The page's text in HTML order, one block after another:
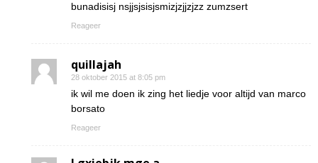
bunadisisj nsjjsjsisjsmizjzjjzjzz zumzsert
Reageer
quillajah
28 oktober 2015 at 8:05 pm
ik wil me doen ik zing het liedje voor altijd van marco
borsato
Reageer